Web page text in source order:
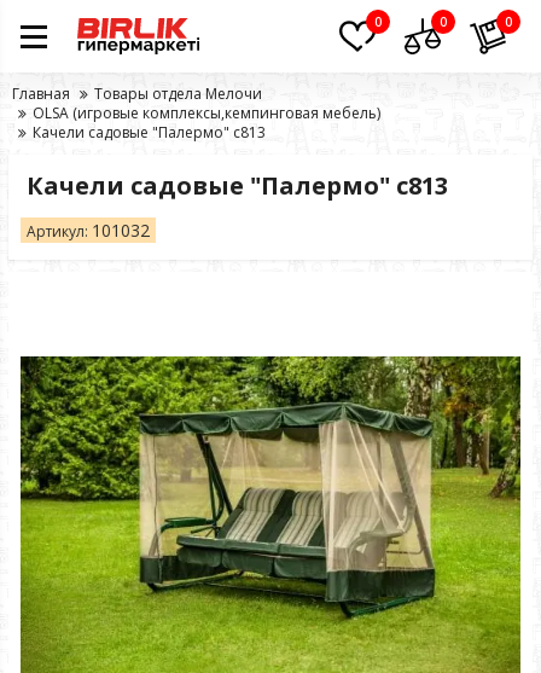
0 0 0
Главная
Товары отдела Мелочи
OLSA (игровые комплексы,кемпинговая мебель)
Качели садовые "Палермо" с813
Качели садовые "Палермо" с813
Артикул: 101032